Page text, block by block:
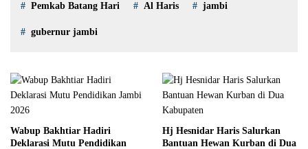
Pemkab Batang Hari Al Haris jambi
gubernur jambi
Wabup Bakhtiar Hadiri
Deklarasi Mutu Pendidikan
Hj Hesnidar Haris Salurkan
Bantuan Hewan Kurban di Dua